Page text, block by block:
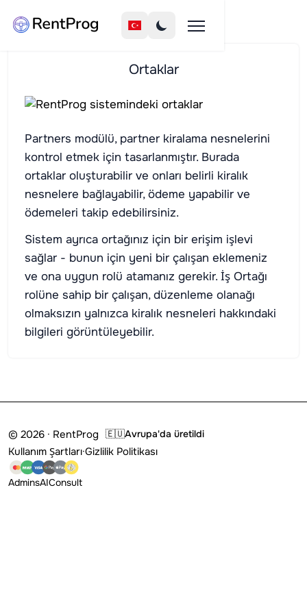
Ortaklar
Partners modülü, partner kiralama nesnelerini
kontrol etmek için tasarlanmıştır. Burada
ortaklar oluşturabilir ve onları belirli kiralık
nesnelere bağlayabilir, ödeme yapabilir ve
ödemeleri takip edebilirsiniz.
Sistem ayrıca ortağınız için bir erişim işlevi
sağlar - bunun için yeni bir çalışan eklemeniz
ve ona uygun rolü atamanız gerekir. İş Ortağı
rolüne sahip bir çalışan, düzenleme olanağı
olmaksızın yalnızca kiralık nesneleri hakkındaki
bilgileri görüntüleyebilir.
© 2026 · RentProg 🇪🇺Avrupa'da üretildi
Kullanım Şartları·Gizlilik Politikası
AdminsAIConsult